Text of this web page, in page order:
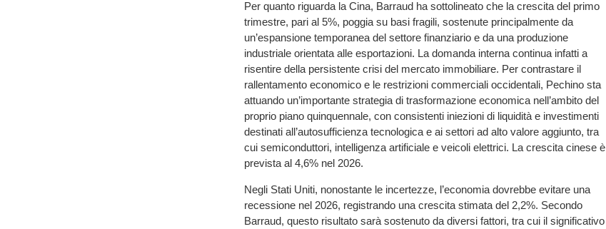
Per quanto riguarda la Cina, Barraud ha sottolineato che la crescita del primo
trimestre, pari al 5%, poggia su basi fragili, sostenute principalmente da
un’espansione temporanea del settore finanziario e da una produzione
industriale orientata alle esportazioni. La domanda interna continua infatti a
risentire della persistente crisi del mercato immobiliare. Per contrastare il
rallentamento economico e le restrizioni commerciali occidentali, Pechino sta
attuando un’importante strategia di trasformazione economica nell’ambito del
proprio piano quinquennale, con consistenti iniezioni di liquidità e investimenti
destinati all’autosufficienza tecnologica e ai settori ad alto valore aggiunto, tra
cui semiconduttori, intelligenza artificiale e veicoli elettrici. La crescita cinese è
prevista al 4,6% nel 2026.
Negli Stati Uniti, nonostante le incertezze, l’economia dovrebbe evitare una
recessione nel 2026, registrando una crescita stimata del 2,2%. Secondo
Barraud, questo risultato sarà sostenuto da diversi fattori, tra cui il significativo